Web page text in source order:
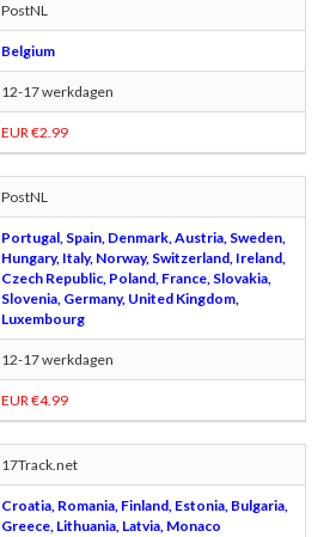
PostNL
Belgium
12-17 werkdagen
EUR €2.99
PostNL
Portugal, Spain, Denmark, Austria, Sweden,
Hungary, Italy, Norway, Switzerland, Ireland,
Czech Republic, Poland, France, Slovakia,
Slovenia, Germany, United Kingdom,
Luxembourg
12-17 werkdagen
EUR €4.99
17Track.net
Croatia, Romania, Finland, Estonia, Bulgaria,
Greece, Lithuania, Latvia, Monaco